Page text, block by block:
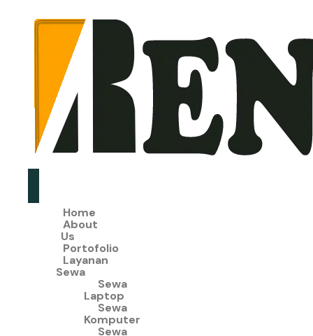
Home
About
Us
Portofolio
Layanan
Sewa
Sewa
Laptop
Sewa
Komputer
Sewa